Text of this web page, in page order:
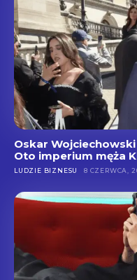
Oskar
Oto imperium męża
LUDZIE BIZNESU 8 CZERWCA,